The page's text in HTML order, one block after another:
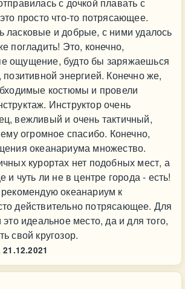
просто что-то потрясающее.
ласковые и добрые, с ними удалось
погладить! Это, конечно,
ощущение, будто бы заряжаешься
энергией. Конечно же,
костюмы и провели
Инструктор очень
вежливый и очень тактичный,
ему огромное спасибо. Конечно,
океанариума множество.
курортах нет подобных мест, а
и чуть ли не в центре города - есть!
океанариум к
действительно потрясающее. Для
идеальное место, да и для того,
свой кругозор.
21.12.2021